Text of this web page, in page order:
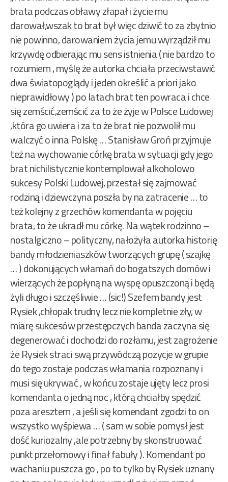
brata podczas obławy złapał i życie mu
darował,wszak to brat był więc dziwić to za zbytnio
nie powinno, darowaniem życia jemu wyrządził mu
krzywdę odbierając mu sens istnienia ( nie bardzo to
rozumiem , myślę że autorka chciała przeciwstawić
dwa światopoglądy i jeden określić a priori jako
nieprawidłowy ) po latach brat ten powraca i chce
się zemścić,zemścić za to że żyje w Polsce Ludowej
,która go uwiera i za to że brat nie pozwolił mu
walczyć o inna Polskę … Stanisław Groń przyjmuje
też na wychowanie córkę brata w sytuacji gdy jego
brat nichilistycznie kontemplował alkoholowo
sukcesy Polski Ludowej, przestał się zajmować
rodziną i dziewczyna poszła by na zatracenie … to
też kolejny z grzechów komendanta w pojęciu
brata, to że ukradł mu córkę. Na wątek rodzinno –
nostalgiczno – polityczny, nałożyła autorka historię
bandy młodzieniaszków tworzących grupę ( szajkę
… ) dokonujących włamań do bogatszych domów i
wierzących że popłyną na wyspę opuszczoną i będą
żyli długo i szczęśliwie … (sic!) Szefem bandy jest
Rysiek ,chłopak trudny lecz nie kompletnie zły, w
miarę sukcesów przestępczych banda zaczyna się
degenerować i dochodzi do rozłamu, jest zagrożenie
że Rysiek straci swą przywódczą pozycje w grupie
do tego zostaje podczas włamania rozpoznany i
musi się ukrywać , w końcu zostaje ujęty lecz prosi
komendanta o jedną noc , którą chciałby spędzić
poza aresztem , a jeśli się komendant zgodzi to on
wszystko wyśpiewa … ( sam w sobie pomysł jest
dość kuriozalny ,ale potrzebny by skonstruować
punkt przełomowy i finał fabuły ). Komendant po
wachaniu puszcza go , po to tylko by Rysiek uznany